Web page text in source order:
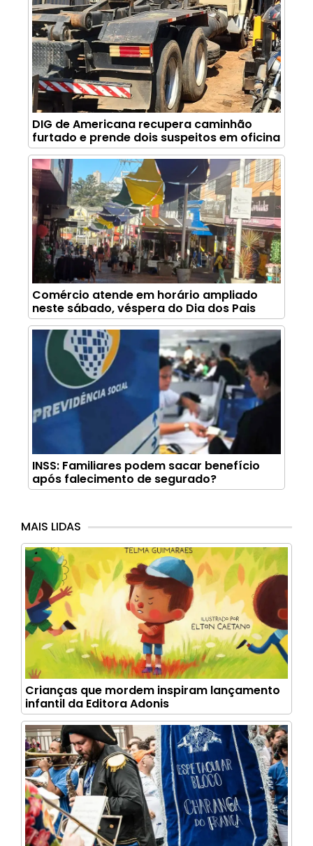
DIG de Americana recupera caminhão
furtado e prende dois suspeitos em oficina
Comércio atende em horário ampliado
neste sábado, véspera do Dia dos Pais
INSS: Familiares podem sacar benefício
após falecimento de segurado?
MAIS LIDAS
Crianças que mordem inspiram lançamento
infantil da Editora Adonis